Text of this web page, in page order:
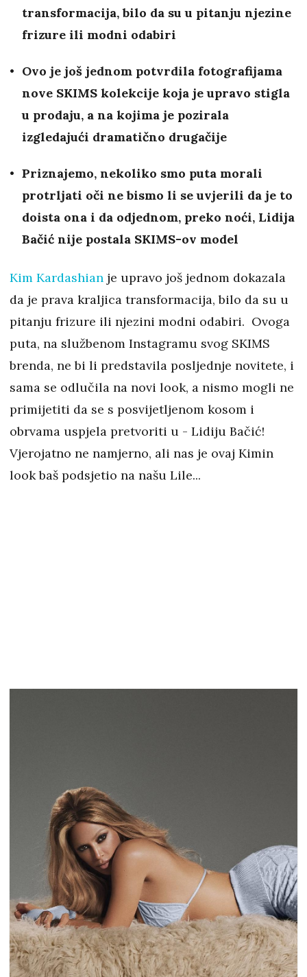
transformacija, bilo da su u pitanju njezine
frizure ili modni odabiri
Ovo je još jednom potvrdila fotografijama
nove SKIMS kolekcije koja je upravo stigla
u prodaju, a na kojima je pozirala
izgledajući dramatično drugačije
Priznajemo, nekoliko smo puta morali
protrljati oči ne bismo li se uvjerili da je to
doista ona i da odjednom, preko noći, Lidija
Bačić nije postala SKIMS-ov model
Kim Kardashian je upravo još jednom dokazala
da je prava kraljica transformacija, bilo da su u
pitanju frizure ili njezini modni odabiri. Ovoga
puta, na službenom Instagramu svog SKIMS
brenda, ne bi li predstavila posljednje novitete, i
sama se odlučila na novi look, a nismo mogli ne
primijetiti da se s posvijetljenom kosom i
obrvama uspjela pretvoriti u - Lidiju Bačić!
Vjerojatno ne namjerno, ali nas je ovaj Kimin
look baš podsjetio na našu Lile...